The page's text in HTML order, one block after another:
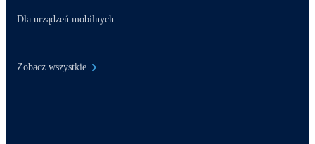
Dla urządzeń mobilnych
Zobacz wszystkie